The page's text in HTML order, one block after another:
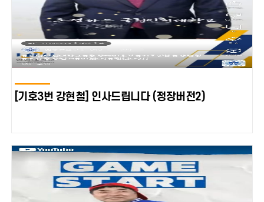
[기호3번 강현철] 인사드립니다 (정장버전2)